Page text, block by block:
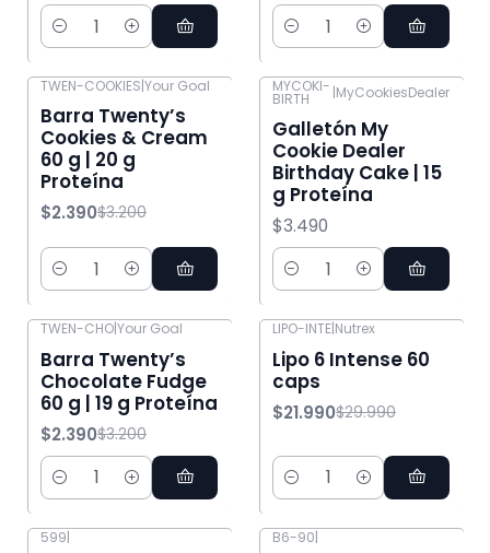
Cantidad Cantidad
TWEN-COOKIES|Your Goal
Barra Twenty’s
Cookies & Cream
60 g | 20 g
Proteína
$2.390$3.200
Cantidad
MYCOKI-
BIRTH |MyCookiesDealer
Galletón My
Cookie Dealer
Birthday Cake | 15
g Proteína
$3.490
Cantidad
TWEN-CHO|Your Goal
Barra Twenty’s
Chocolate Fudge
60 g | 19 g Proteína
$2.390$3.200
Cantidad
LIPO-INTE|Nutrex
Lipo 6 Intense 60
caps
$21.990$29.990
Cantidad
599| B6-90|